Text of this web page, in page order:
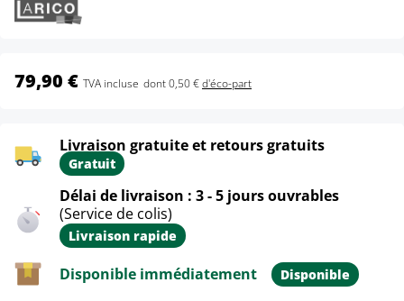
79,90 € TVA incluse dont 0,50 €d'éco-part
Livraison gratuite et retours gratuits
Gratuit
Délai de livraison : 3 - 5 jours ouvrables
(Service de colis)
Livraison rapide
Disponible immédiatement Disponible